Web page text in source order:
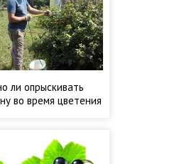
ли опрыскивать
во время цветения